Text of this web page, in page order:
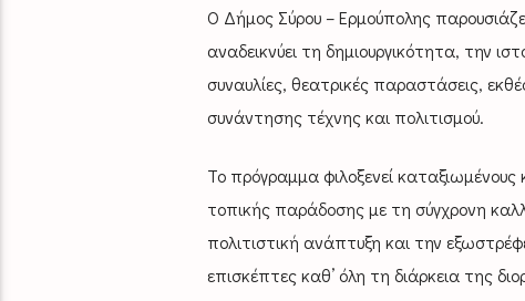
Ο Δήμος Σύρου – Ερμούπολης
αναδεικνύει τη δημιουργικότητα, την
συναυλίες, θεατρικές παραστάσεις,
συνάντησης τέχνης και πολιτισμού.
Το πρόγραμμα φιλοξενεί καταξιωμένους
τοπικής παράδοσης με τη σύγχρονη
πολιτιστική ανάπτυξη και την
επισκέπτες καθ’ όλη τη διάρκεια της